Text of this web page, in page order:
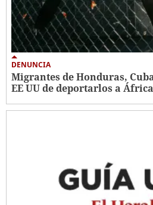
DENUNCIA
Migrantes de Honduras,
EE UU de deportarlos a